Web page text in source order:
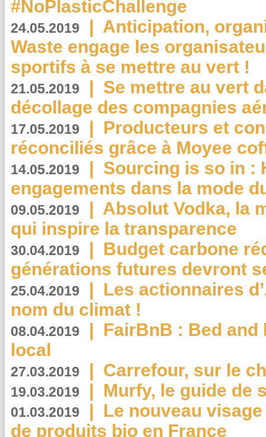
#NoPlasticChallenge
24.05.2019 | Anticipation,
Waste engage les
sportifs à se mettre au vert !
21.05.2019 | Se mettre au vert
décollage des compagnies
17.05.2019 | Producteurs et
réconciliés grâce à Moyee
14.05.2019 | Sourcing is so in :
engagements dans la mode
09.05.2019 | Absolut Vodka, la
qui inspire la transparence
30.04.2019 | Budget carbone
générations futures devront
25.04.2019 | Les actionnaires
nom du climat !
08.04.2019 | FairBnB : Bed
local
27.03.2019 | Carrefour, sur le
19.03.2019 | Murfy, le guide de
01.03.2019 | Le nouveau
de produits bio en France